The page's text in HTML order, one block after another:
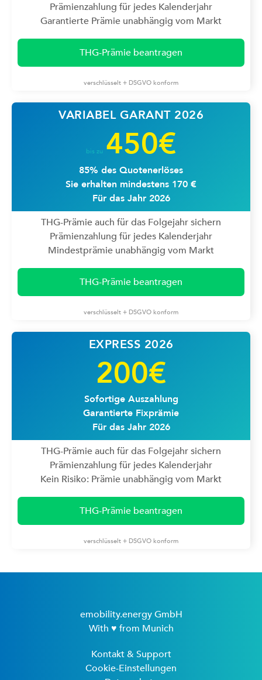
Prämienzahlung für jedes Kalenderjahr
Garantierte Prämie unabhängig vom Markt
THG-Prämie beantragen
verschlüsselt + DSGVO konform
VARIABEL GARANT 2026
bis zu450€
85% des Quotenerlöses
Sie erhalten mindestens 170 €
Für das Jahr 2026
THG-Prämie auch für das Folgejahr sichern
Prämienzahlung für jedes Kalenderjahr
Mindestprämie unabhängig vom Markt
THG-Prämie beantragen
verschlüsselt + DSGVO konform
EXPRESS 2026
200€
Sofortige Auszahlung
Garantierte Fixprämie
Für das Jahr 2026
THG-Prämie auch für das Folgejahr sichern
Prämienzahlung für jedes Kalenderjahr
Kein Risiko: Prämie unabhängig vom Markt
THG-Prämie beantragen
verschlüsselt + DSGVO konform
emobility.energy GmbH
With ♥ from Munich
Kontakt & Support
Cookie-Einstellungen